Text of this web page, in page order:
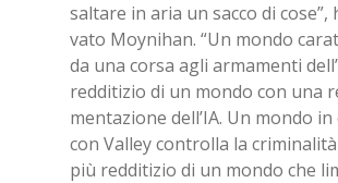
sal­ta­re in aria un sac­co di
va­to Moy­ni­han. “Un mon­do
da una cor­sa agli ar­ma­men­ti
red­di­ti­zio di un mon­do con una
men­ta­zio­ne del­l’IA. Un mon­do
con Val­ley con­trol­la la
più red­di­ti­zio di un mon­do che